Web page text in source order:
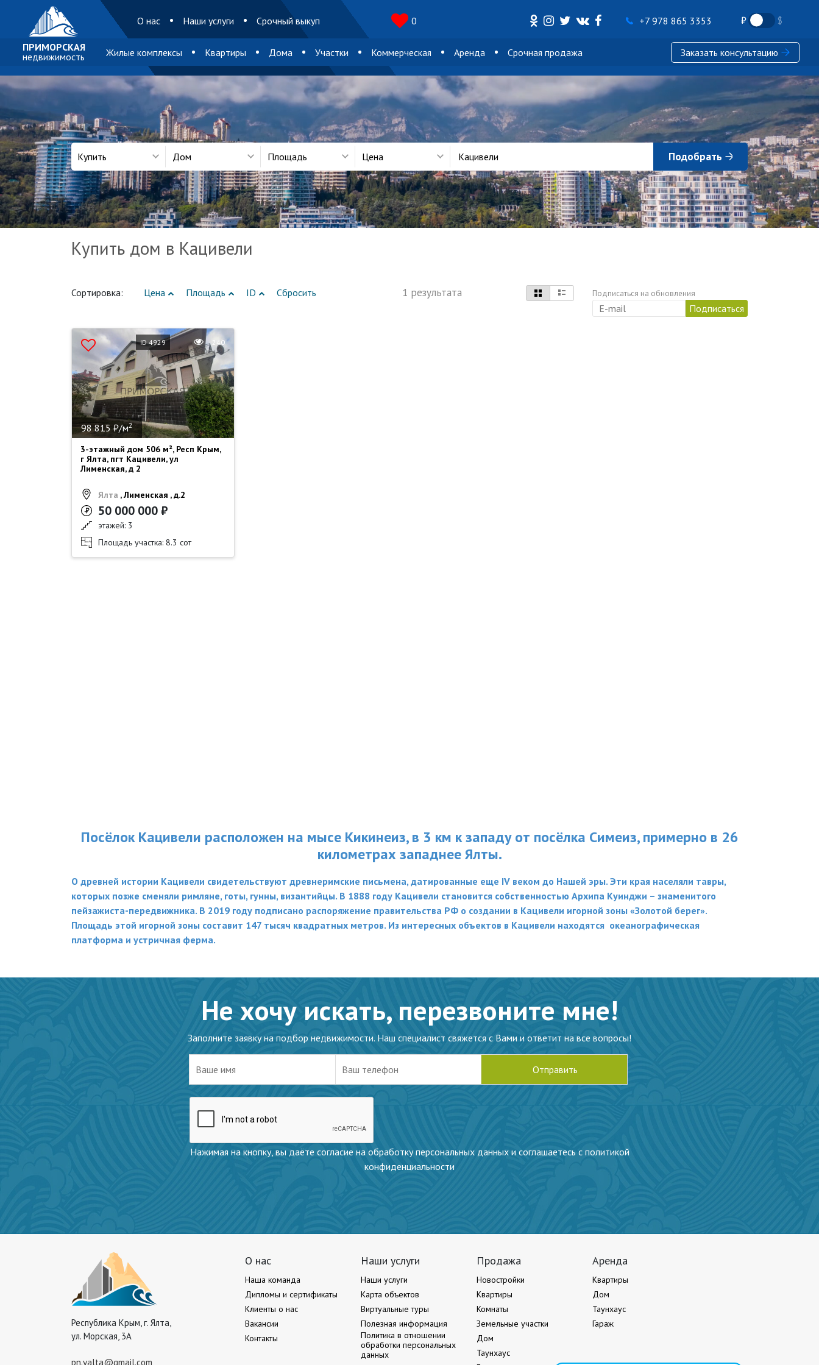
ПРИМОРСКАЯ
недвижимость
O нас Наши услуги Срочный выкуп 0 +7 978 865 3353
Жилые комплексы Квартиры Дома Участки Коммерческая Аренда Срочная продажа Заказать консультацию
Купить Дом Площадь Цена Подобрать
Купить дом в Кацивели
Сортировка: Цена Площадь ID Сбросить 1 результата
ID 4929 240
98 815 ₽/м2
3-этажный дом 506 м², Респ Крым,
г Ялта, пгт Кацивели, ул
Лименская, д 2
Ялта , Лименская , д.2
50 000 000 ₽
этажей: 3
Площадь участка: 8.3 сот
Подписаться на обновления
Посёлок Кацивели расположен на мысе Кикинеиз, в 3 км к западу от посёлка Симеиз, примерно в 26
километрах западнее Ялты.
О древней истории Кацивели свидетельствуют древнеримские письмена, датированные еще IV веком до Нашей эры. Эти края населяли тавры,
которых позже сменяли римляне, готы, гунны, византийцы. В 1888 году Кацивели становится собственностью Архипа Куинджи – знаменитого
пейзажиста-передвижника. В 2019 году подписано распоряжение правительства РФ о создании в Кацивели игорной зоны «Золотой берег».
Площадь этой игорной зоны составит 147 тысяч квадратных метров. Из интересных объектов в Кацивели находятся океанографическая
платформа и устричная ферма.
Не хочу искать, перезвоните мне!
Заполните заявку на подбор недвижимости. Наш специалист свяжется с Вами и ответит на все вопросы!
Нажимая на кнопку, вы даёте согласие на обработку персональных данных и соглашаетесь с политикой
конфиденциальности
Республика Крым, г. Ялта,
ул. Морская, 3А
pn.yalta@gmail.com
О нас
Наша команда
Дипломы и сертификаты
Клиенты о нас
Вакансии
Контакты
Наши услуги
Наши услуги
Карта объектов
Виртуальные туры
Полезная информация
Политика в отношении
обработки персональных
данных
Продажа
Новостройки
Квартиры
Комнаты
Земельные участки
Дом
Таунхаус
Аренда
Квартиры
Дом
Таунхаус
Гараж